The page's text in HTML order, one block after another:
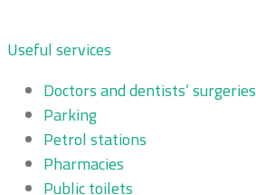
Useful services
Doctors and dentists’ surgeries
Parking
Petrol stations
Pharmacies
Public toilets